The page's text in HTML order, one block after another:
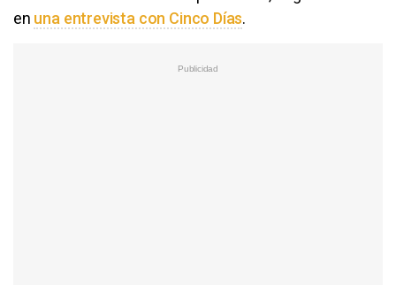
en una entrevista con Cinco Días.